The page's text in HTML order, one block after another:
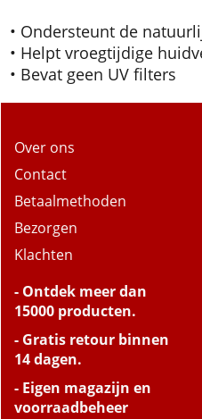
• Ondersteunt de
• Helpt vroegtijdige
• Bevat geen UV filters
Over ons
Contact
Betaalmethoden
Bezorgen
Klachten
- Ontdek meer dan
15000 producten.
- Gratis retour binnen
14 dagen.
- Eigen magazijn en
voorraadbeheer